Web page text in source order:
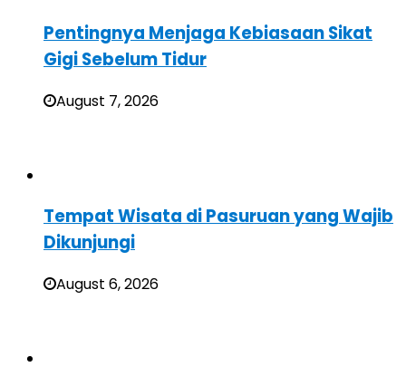
Pentingnya Menjaga Kebiasaan Sikat
Gigi Sebelum Tidur
August 7, 2026
Tempat Wisata di Pasuruan yang Wajib
Dikunjungi
August 6, 2026